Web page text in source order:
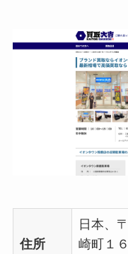
住所
日本、
崎町１